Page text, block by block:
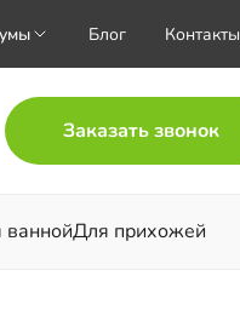
Блог Контакты
Заказать звонок
Для прихожей